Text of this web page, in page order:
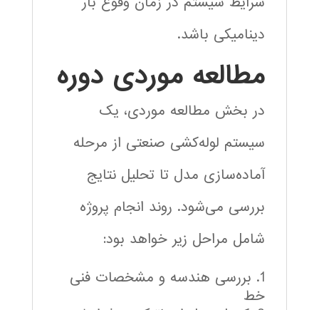
دینامیکی باشد.
مطالعه موردی دوره
در بخش مطالعه موردی، یک
سیستم لوله‌کشی صنعتی از مرحله
آماده‌سازی مدل تا تحلیل نتایج
بررسی می‌شود. روند انجام پروژه
شامل مراحل زیر خواهد بود:
بررسی هندسه و مشخصات فنی
خط